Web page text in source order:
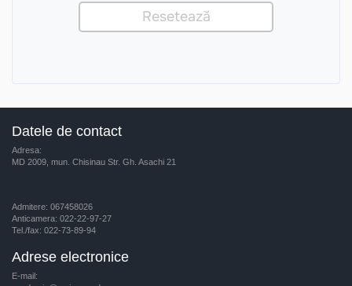
Datele de contact
Adresa:
MD 2009, mun. Chisinau Str. Gh. Asachi 21
Admitere: 067458026
Anticamera: 022-22-97-27
Tel./fax: 022-73-89-94
Adrese electronice
E-mail: